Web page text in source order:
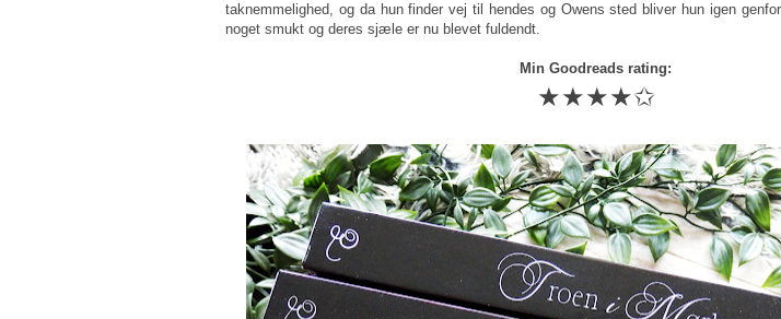
taknemmelighed, og da hun finder vej til hendes og Owens sted bliver hun igen
noget smukt og deres sjæle er nu blevet fuldendt.
Min Goodreads rating:
★★★★✩